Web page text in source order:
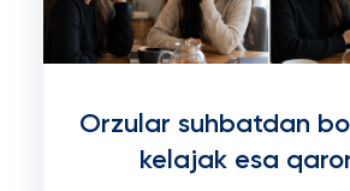
Orzular suhbatdan
kelajak esa